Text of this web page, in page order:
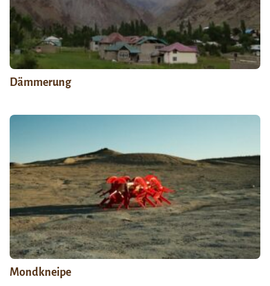
Dämmerung
Mondkneipe